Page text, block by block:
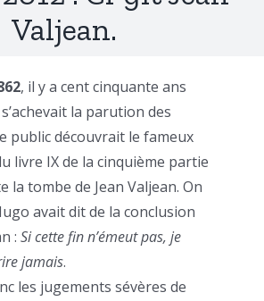
Valjean.
, il y a cent cinquante ans
la parution des
public découvrait le fameux
livre IX de la cinquième partie
la tombe de Jean Valjean. On
avait dit de la conclusion
: Si cette fin n’émeut pas, je
jamais.
les jugements sévères de